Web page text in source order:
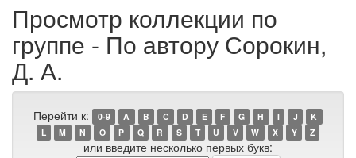
Просмотр коллекции по
группе - По автору Сорокин,
Д. А.
Перейти к: 0-9 A B C D E F G H I J
K
L
M N O P Q R S T U V W X Y Z
или введите несколько первых букв: